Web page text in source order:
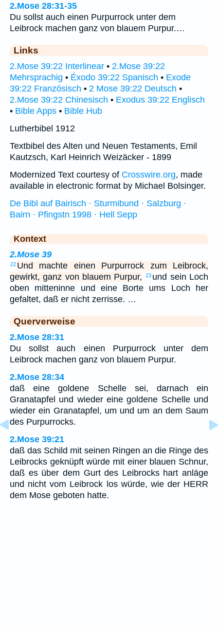
2.Mose 28:31-35
Du sollst auch einen Purpurrock unter dem
Leibrock machen ganz von blauem Purpur.…
Links
2.Mose 39:22 Interlinear • 2.Mose 39:22
Mehrsprachig • Éxodo 39:22 Spanisch • Exode
39:22 Französisch • 2 Mose 39:22 Deutsch •
2.Mose 39:22 Chinesisch • Exodus 39:22 Englisch
• Bible Apps • Bible Hub
Lutherbibel 1912
Textbibel des Alten und Neuen Testaments, Emil
Kautzsch, Karl Heinrich Weizäcker - 1899
Modernized Text courtesy of Crosswire.org, made
available in electronic format by Michael Bolsinger.
De Bibl auf Bairisch · Sturmibund · Salzburg ·
Bairn · Pfingstn 1998 · Hell Sepp
Kontext
2.Mose 39
22 Und machte einen Purpurrock zum Leibrock,
gewirkt, ganz von blauem Purpur,
23 und sein Loch
oben mitteninne und eine Borte ums Loch her
gefaltet, daß er nicht zerrisse. …
Querverweise
2.Mose 28:31
Du sollst auch einen Purpurrock unter dem
Leibrock machen ganz von blauem Purpur.
2.Mose 28:34
daß eine goldene Schelle sei, darnach ein
Granatapfel und wieder eine goldene Schelle und
wieder ein Granatapfel, um und um an dem Saum
des Purpurrocks.
2.Mose 39:21
daß das Schild mit seinen Ringen an die Ringe des
Leibrocks geknüpft würde mit einer blauen Schnur,
daß es über dem Gurt des Leibrocks hart anläge
und nicht vom Leibrock los würde, wie der HERR
dem Mose geboten hatte.